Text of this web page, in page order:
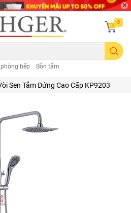
bếp Bồn tắm
0
Sen Tắm Đứng Cao Cấp KP9203